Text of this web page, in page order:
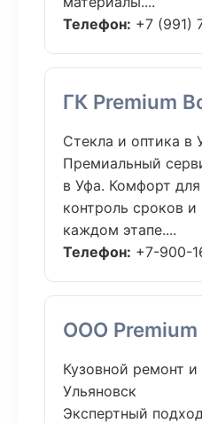
Телефон: +7 (991)
ГК Premium
Стекла и оптика в
Премиальный
в Уфа. Комфорт для
контроль сроков и
каждом этапе....
Телефон: +7-900-
ООО Premium
Кузовной ремонт и
Ульяновск
Экспертный